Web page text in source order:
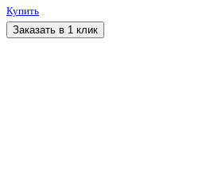
Купить
Заказать в 1 клик